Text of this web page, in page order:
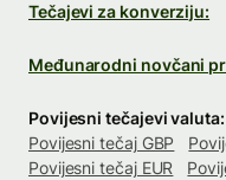
Tečajevi za konverziju:
Međunarodni novčani
Povijesni tečajevi valuta:
Povijesni tečaj GBP
Povijesni tečaj EUR